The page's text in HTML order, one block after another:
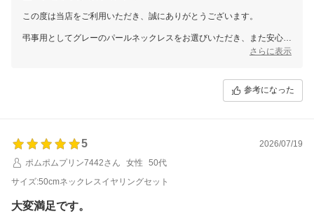
この度は当店をご利用いただき、誠にありがとうございます。
弔事用としてグレーのパールネックレスをお選びいただき、また安心し
て身につけられるとのお言葉をいただけて大変嬉しく思います。
お届けまでの早さやネックレスにもご満足いただけたようで、安心いた
またの機会がございましたら、心よりご利用をお待ちしております。
さらに表示
参考になった
5
2026/07/19
ポムポムプリン7442さん
女性
50代
サイズ:50cmネックレスイヤリングセット
大変満足です。